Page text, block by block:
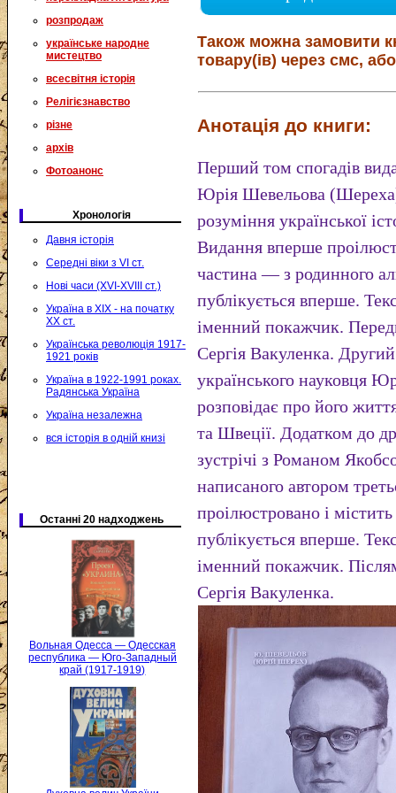
розпродаж
українське народне
мистецтво
всесвітня історія
Релігієзнавство
різне
архів
Фотоанонс
Хронологія
Давня історія
Середні віки з VI ст.
Нові часи (XVI-XVIII ст.)
Україна в XIX - на початку
XX ст.
Українська революція 1917-
1921 років
Україна в 1922-1991 роках.
Радянська Україна
Україна незалежна
вся історія в одній книзі
Останні 20 надходжень
Вольная Одесса — Одесская
республика — Юго-Западный
край (1917-1919)
Також можна замовити
товару(ів) через смс,
Анотація до книги:
Перший том спогадів
Юрія Шевельова
розуміння української
Видання вперше
частина — з родинного
публікується вперше.
іменний покажчик.
Сергія Вакуленка.
українського науковця
розповідає про його
та Швеції. Додатком до
зустрічі з Романом
написаного автором
проілюстровано і
публікується вперше.
іменний покажчик.
Сергія Вакуленка.